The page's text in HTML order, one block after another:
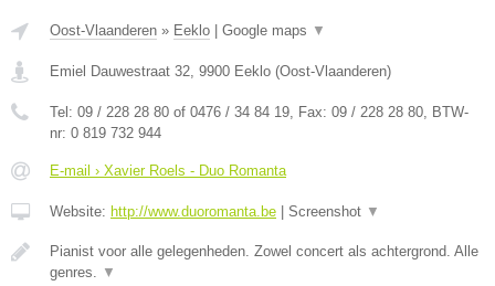
Oost-Vlaanderen » Eeklo | Google maps ▼
Emiel Dauwestraat 32 9900 Eeklo (Oost-Vlaanderen)
Tel: 09 / 228 28 80 of 0476 / 34 84 19 , Fax: 09 / 228 28 80 , BTW-
nr: 0 819 732 944
E-mail › Xavier Roels - Duo Romanta
Website: http://www.duoromanta.be | Screenshot ▼
Pianist voor alle gelegenheden. Zowel concert als achtergrond. Alle
genres.
▼